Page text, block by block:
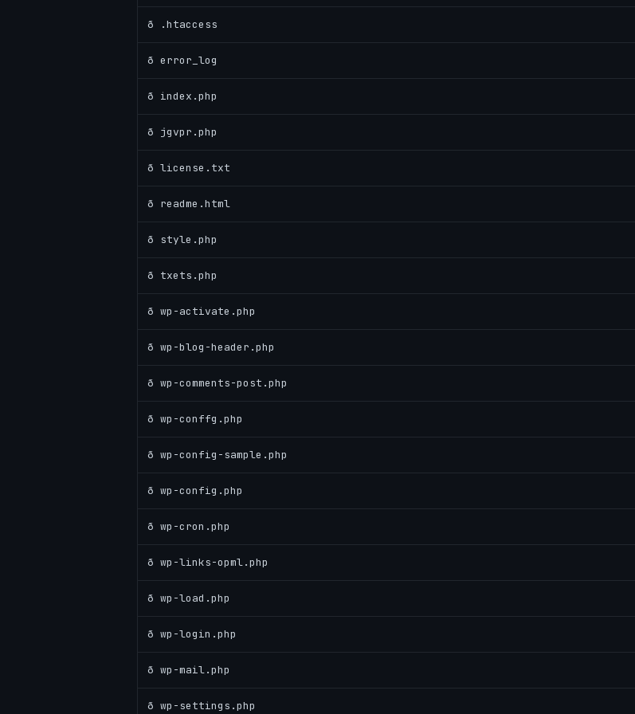
ð .htaccess
ð error_log
ð index.php
ð jgvpr.php
ð license.txt
ð readme.html
ð style.php
ð txets.php
ð wp-activate.php
ð wp-blog-header.php
ð wp-comments-post.php
ð wp-conffg.php
ð wp-config-sample.php
ð wp-config.php
ð wp-cron.php
ð wp-links-opml.php
ð wp-load.php
ð wp-login.php
ð wp-mail.php
ð wp-settings.php